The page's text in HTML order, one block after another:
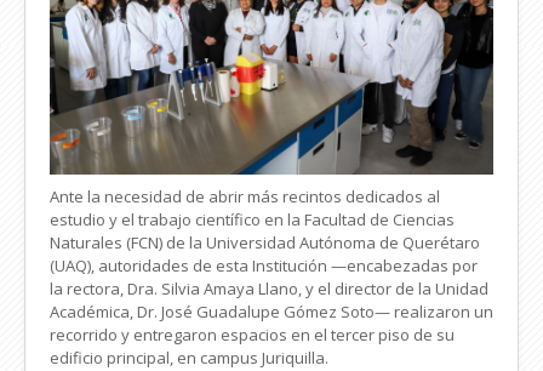
Ante la necesidad de abrir más recintos dedicados al
estudio y el trabajo científico en la Facultad de Ciencias
Naturales (FCN) de la Universidad Autónoma de Querétaro
(UAQ), autoridades de esta Institución —encabezadas por
la rectora, Dra. Silvia Amaya Llano, y el director de la Unidad
Académica, Dr. José Guadalupe Gómez Soto— realizaron un
recorrido y entregaron espacios en el tercer piso de su
edificio principal, en campus Juriquilla.